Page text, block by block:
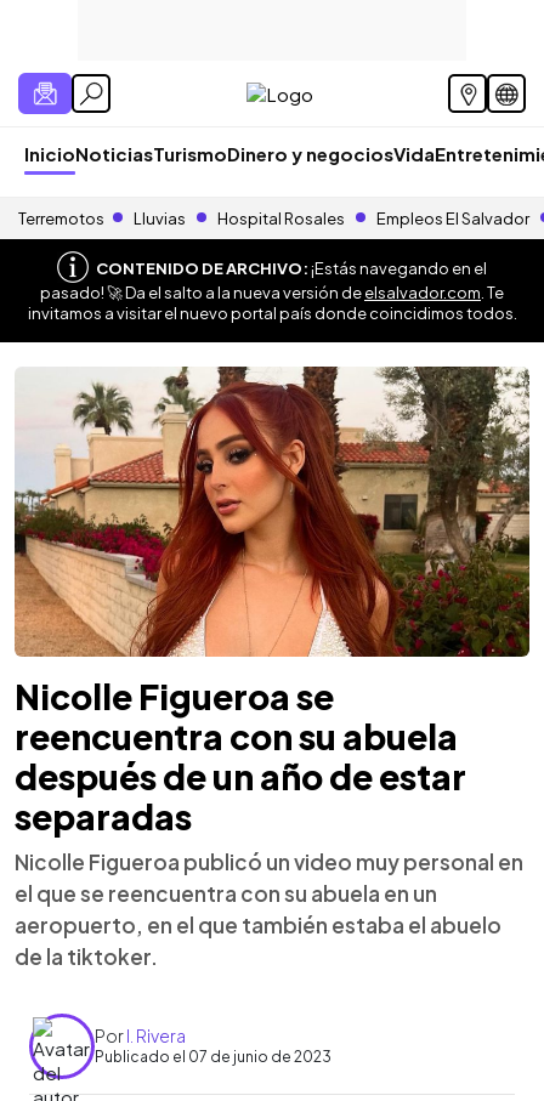
InicioNoticiasTurismoDinero y negociosVida
Terremotos Lluvias Hospital Rosales Empleos El Salvador
CONTENIDO DE ARCHIVO:¡Estás navegando en el
pasado! 🚀 Da el salto a la nueva versión deelsalvador.com . Te
invitamos a visitar el nuevo portal país donde coincidimos todos.
Nicolle Figueroa se
reencuentra con su abuela
después de un año de estar
separadas
Nicolle Figueroa publicó un video muy personal en
el que se reencuentra con su abuela en un
aeropuerto, en el que también estaba el abuelo
de la tiktoker.
PorI. Rivera
Publicado el 07 de junio de 2023